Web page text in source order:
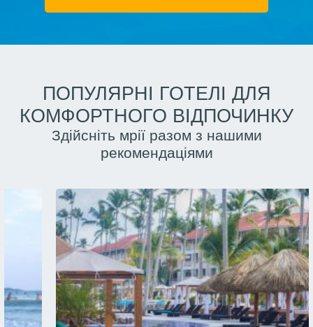
ПОПУЛЯРНІ ГОТЕЛІ ДЛЯ
КОМФОРТНОГО ВІДПОЧИНКУ
Здійсніть мрії разом з нашими
рекомендаціями